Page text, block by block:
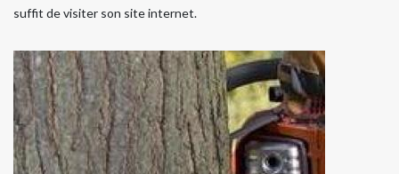
suffit de visiter son site internet.